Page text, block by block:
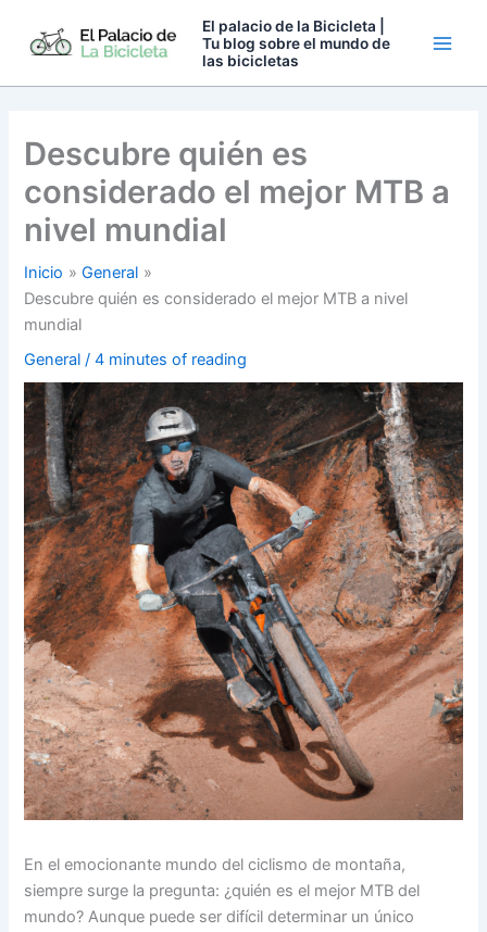
El palacio de la Bicicleta |
Tu blog sobre el mundo de
las bicicletas
Descubre quién es
considerado el mejor MTB a
nivel mundial
Inicio
General
Descubre quién es considerado el mejor MTB a nivel
mundial
General /4 minutes of reading
En el emocionante mundo del ciclismo de montaña,
siempre surge la pregunta: ¿quién es el mejor MTB del
mundo? Aunque puede ser difícil determinar un único